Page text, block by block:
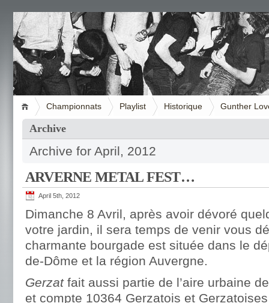
Championnats Playlist Historique Gunther
Archive
Archive for April, 2012
ARVERNE METAL FEST…
April 5th, 2012
Dimanche 8 Avril, après avoir dévoré
votre jardin, il sera temps de venir vous
charmante bourgade est située dans le
de-Dôme et la région Auvergne.
Gerzatfait aussi partie de l’aire urbaine
et compte 10364 Gerzatois et